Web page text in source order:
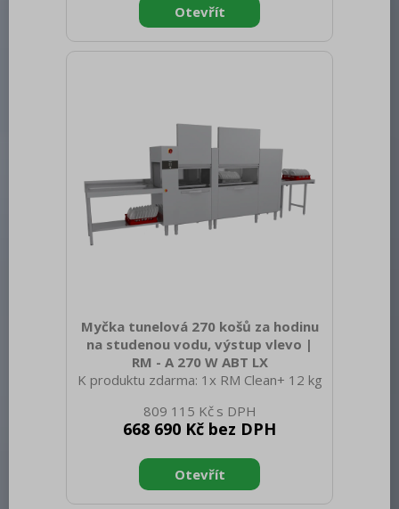
netto [kg]: 383.00 Šířka brutto [mm]:
2500 Hloubka brutto [mm]: 920 Výška
brutto [mm]: 1800 Hmotnost brutto
programů: 4 Otevírání zařízení:
Myčka tunelová 270 košů za hodinu
na studenou vodu, výstup vlevo |
RM - A 270 W ABT LX
K produktu zdarma: 1x RM Clean+ 12 kg
(00012273) Sap kód: 00013731 Šířka
netto [mm]: 2519 Hloubka netto [mm]:
netto [kg]: 383.00 Šířka brutto [mm]:
3100 Hloubka brutto [mm]: 920 Výška
brutto [mm]: 1850 Hmotnost brutto
809 115 Kč
668 690 Kč bez DPH